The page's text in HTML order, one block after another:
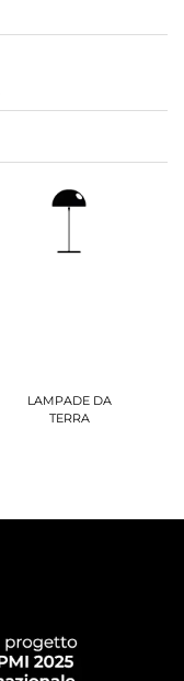
LAMPADE DA
TERRA